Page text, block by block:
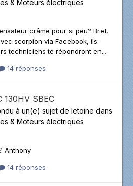
& Moteurs électriques
crâme pour si peu? Bref,
scorpion via Facebook, ils
techniciens te répondront en...
14 réponses
130HV SBEC
à un(e) sujet de letoine dans
& Moteurs électriques
Anthony
14 réponses